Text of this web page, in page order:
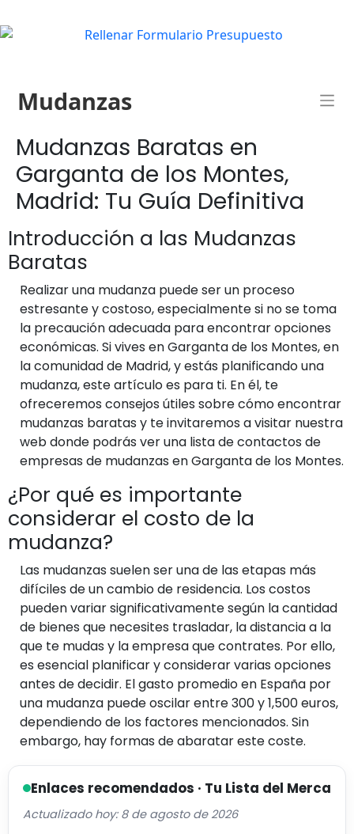
Mudanzas
Mudanzas Baratas en
Garganta de los Montes,
Madrid: Tu Guía Definitiva
Introducción a las Mudanzas
Baratas
Realizar una mudanza puede ser un proceso
estresante y costoso, especialmente si no se toma
la precaución adecuada para encontrar opciones
económicas. Si vives en Garganta de los Montes, en
la comunidad de Madrid, y estás planificando una
mudanza, este artículo es para ti. En él, te
ofreceremos consejos útiles sobre cómo encontrar
mudanzas baratas y te invitaremos a visitar nuestra
web donde podrás ver una lista de contactos de
empresas de mudanzas en Garganta de los Montes.
¿Por qué es importante
considerar el costo de la
mudanza?
Las mudanzas suelen ser una de las etapas más
difíciles de un cambio de residencia. Los costos
pueden variar significativamente según la cantidad
de bienes que necesites trasladar, la distancia a la
que te mudas y la empresa que contrates. Por ello,
es esencial planificar y considerar varias opciones
antes de decidir. El gasto promedio en España por
una mudanza puede oscilar entre 300 y 1,500 euros,
dependiendo de los factores mencionados. Sin
embargo, hay formas de abaratar este coste.
Enlaces recomendados · Tu Lista del Merca
Actualizado hoy: 8 de agosto de 2026